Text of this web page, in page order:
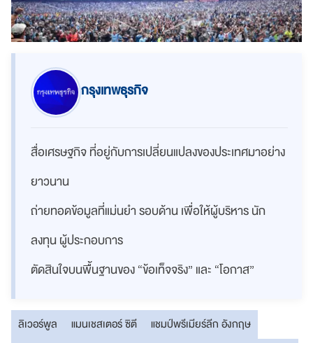
กรุงเทพธุรกิจ
สื่อเศรษฐกิจ ที่อยู่กับการเปลี่ยนแปลงของประเทศมาอย่าง
ยาวนาน
ถ่ายทอดข้อมูลที่แม่นยำ รอบด้าน เพื่อให้ผู้บริหาร นัก
ลงทุน ผู้ประกอบการ
ตัดสินใจบนพื้นฐานของ “ข้อเท็จจริง” และ “โอกาส”
ลิเวอร์พูล แมนเชสเตอร์ ซิตี
แชมป์พรีเมียร์ลีก อังกฤษ